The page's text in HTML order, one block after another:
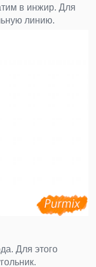
в инжир. Для
линию.
Для этого